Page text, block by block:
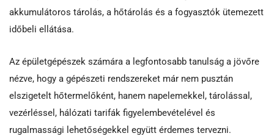
akkumulátoros tárolás, a hőtárolás és a fogyasztók ütemezett
időbeli ellátása.
Az épületgépészek számára a legfontosabb tanulság a jövőre
nézve, hogy a gépészeti rendszereket már nem pusztán
elszigetelt hőtermelőként, hanem napelemekkel, tárolással,
vezérléssel, hálózati tarifák figyelembevételével és
rugalmassági lehetőségekkel együtt érdemes tervezni.